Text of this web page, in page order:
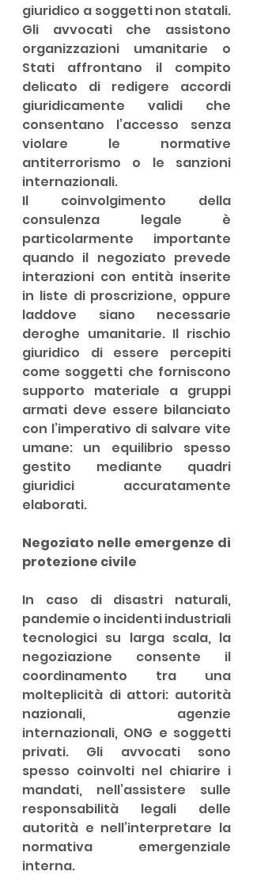
giuridico a soggetti non statali.
Gli avvocati che assistono
organizzazioni umanitarie o
Stati affrontano il compito
delicato di redigere accordi
giuridicamente validi che
consentano l’accesso senza
violare le normative
antiterrorismo o le sanzioni
internazionali.
Il coinvolgimento della
consulenza legale è
particolarmente importante
quando il negoziato prevede
interazioni con entità inserite
in liste di proscrizione, oppure
laddove siano necessarie
deroghe umanitarie. Il rischio
giuridico di essere percepiti
come soggetti che forniscono
supporto materiale a gruppi
armati deve essere bilanciato
con l’imperativo di salvare vite
umane: un equilibrio spesso
gestito mediante quadri
giuridici accuratamente
elaborati.
Negoziato nelle emergenze di
protezione civile
In caso di disastri naturali,
pandemie o incidenti industriali
tecnologici su larga scala, la
negoziazione consente il
coordinamento tra una
molteplicità di attori: autorità
nazionali, agenzie
internazionali, ONG e soggetti
privati. Gli avvocati sono
spesso coinvolti nel chiarire i
mandati, nell’assistere sulle
responsabilità legali delle
autorità e nell’interpretare la
normativa emergenziale
interna.